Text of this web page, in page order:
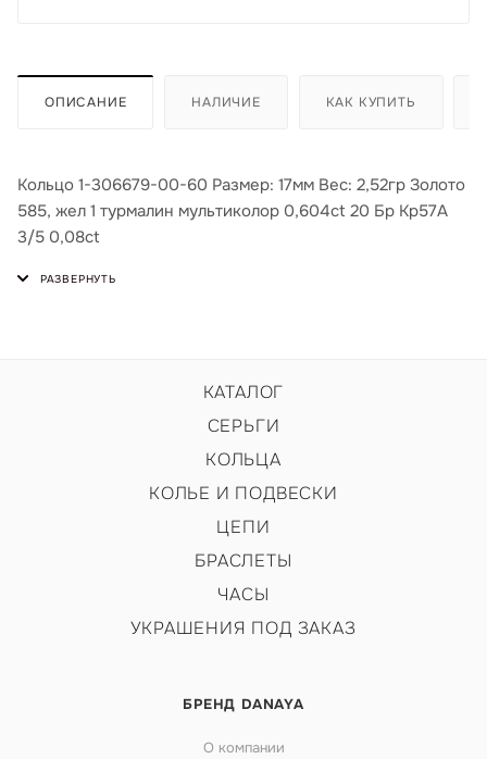
ОПИСАНИЕ НАЛИЧИЕ КАК КУПИТЬ
Кольцо 1-306679-00-60 Размер: 17мм Вес: 2,52гр Золото
585, жел 1 турмалин мультиколор 0,604ct 20 Бр Кр57А
3/5 0,08ct
КАТАЛОГ
СЕРЬГИ
КОЛЬЦА
КОЛЬЕ И ПОДВЕСКИ
ЦЕПИ
БРАСЛЕТЫ
ЧАСЫ
УКРАШЕНИЯ ПОД ЗАКАЗ
БРЕНД DANAYA
О компании